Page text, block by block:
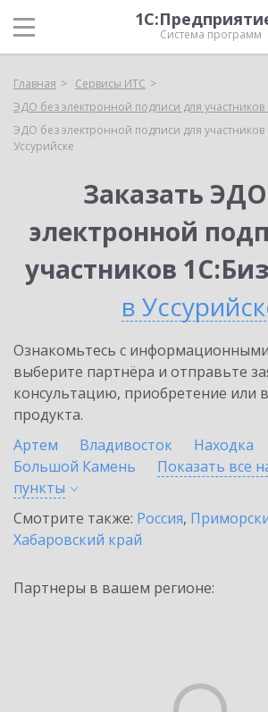
Система программ
Главная
Сервисы ИТС
ЭДО без электронной подписи для участников
ЭДО без электронной подписи для участников
Уссурийске
Заказать
электронной
участников
в
Ознакомьтесь с
выберите партнёра и отправьте
консультацию, приобретение или
продукта.
Артем
Владивосток Находка
Большой Камень
Показать все
пункты
Смотрите также: Россия,
Хабаровский край
Партнеры в вашем регионе: